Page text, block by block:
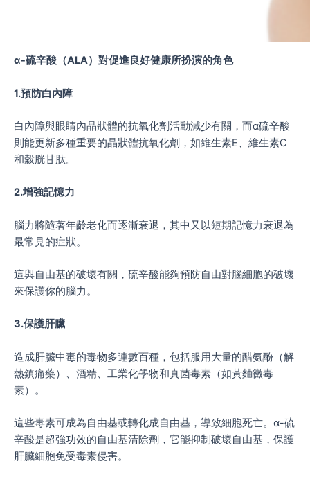
ɑ-硫辛酸（ALA）對促進良好健康所扮演的角色
1.預防白內障
白內障與眼睛內晶狀體的抗氧化劑活動減少有關，而ɑ硫辛酸
則能更新多種重要的晶狀體抗氧化劑，如維生素E、維生素C
和穀胱甘肽。
2.增強記憶力
腦力將隨著年齡老化而逐漸衰退，其中又以短期記憶力衰退為
最常見的症狀。
這與自由基的破壞有關，硫辛酸能夠預防自由對腦細胞的破壞
來保護你的腦力。
3.保護肝臟
造成肝臟中毒的毒物多連數百種，包括服用大量的醋氨酚（解
熱鎮痛藥）、酒精、工業化學物和真菌毒素（如黃麯黴毒
素）。
這些毒素可成為自由基或轉化成自由基，導致細胞死亡。ɑ-硫
辛酸是超強功效的自由基清除劑，它能抑制破壞自由基，保護
肝臟細胞免受毒素侵害。